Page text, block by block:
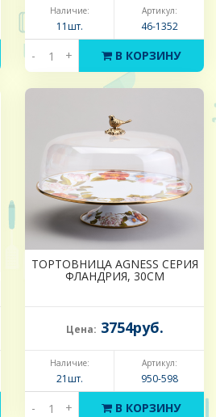
Наличие:
11шт.
Артикул:
46-1352
- + В КОРЗИНУ
ТОРТОВНИЦА AGNESS СЕРИЯ
ФЛАНДРИЯ, 30СМ
Цена: 3754руб.
Наличие:
21шт.
Артикул:
950-598
- + В КОРЗИНУ